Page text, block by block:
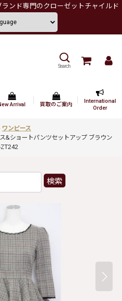
ンド専門のクローゼットチャイルド
Search
Arrival 買取のご案内
International
Order
ワンピース
&ショートパンツセットアップ ブラウン
検索